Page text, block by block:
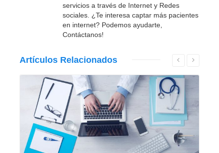
servicios a través de Internet y Redes
sociales. ¿Te interesa captar más pacientes
en internet? Podemos ayudarte,
Contáctanos!
Artículos Relacionados